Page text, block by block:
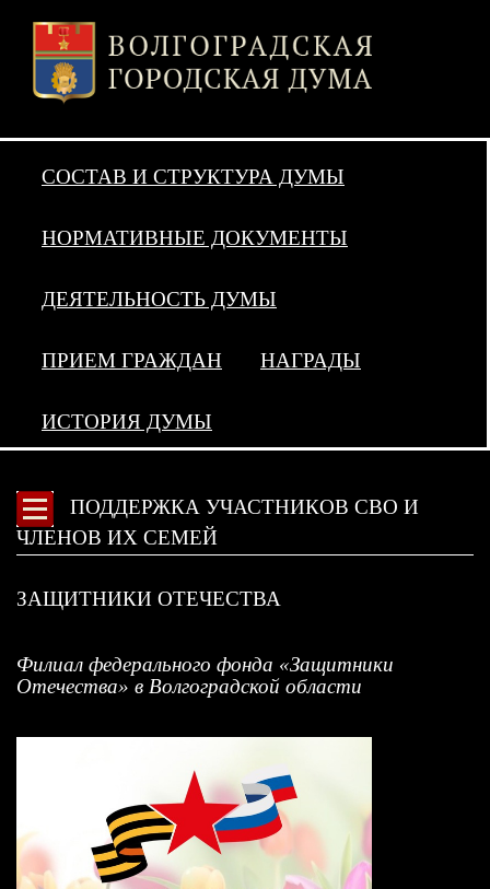
СОСТАВ И СТРУКТУРА ДУМЫ
НОРМАТИВНЫЕ ДОКУМЕНТЫ
ДЕЯТЕЛЬНОСТЬ ДУМЫ
ПРИЕМ ГРАЖДАН НАГРАДЫ
ИСТОРИЯ ДУМЫ
ПОДДЕРЖКА УЧАСТНИКОВ СВО И
ЧЛЕНОВ ИХ СЕМЕЙ
ЗАЩИТНИКИ ОТЕЧЕСТВА
Филиал федерального фонда «Защитники
Отечества» в Волгоградской области